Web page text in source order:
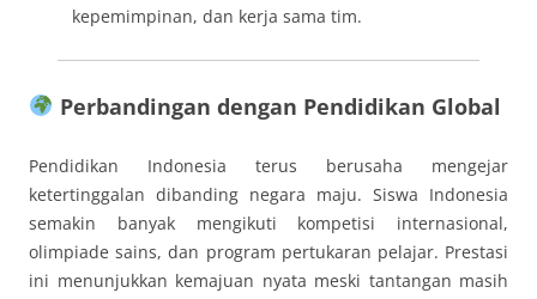
kepemimpinan, dan kerja sama tim.
Perbandingan dengan Pendidikan Global
Pendidikan Indonesia terus berusaha mengejar
ketertinggalan dibanding negara maju. Siswa Indonesia
semakin banyak mengikuti kompetisi internasional,
olimpiade sains, dan program pertukaran pelajar. Prestasi
ini menunjukkan kemajuan nyata meski tantangan masih